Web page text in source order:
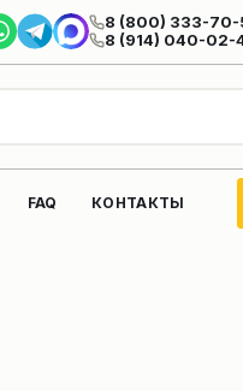
8 (800) 333-70-
8 (914) 040-02-
FAQ КОНТАКТЫ